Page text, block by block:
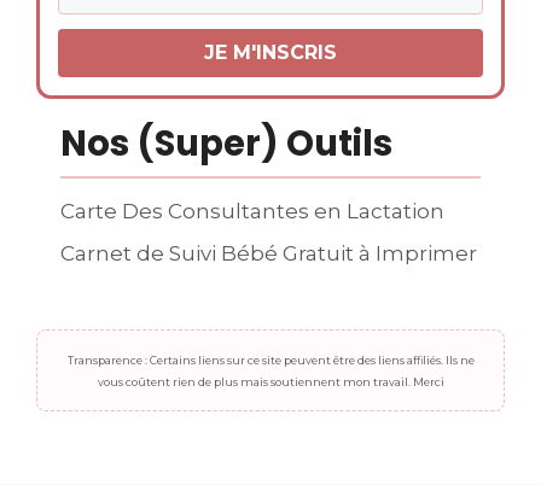
Nos (Super) Outils
Carte Des Consultantes en Lactation
Carnet de Suivi Bébé Gratuit à Imprimer
Transparence : Certains liens sur ce site peuvent être des liens affiliés. Ils ne
vous coûtent rien de plus mais soutiennent mon travail. Merci